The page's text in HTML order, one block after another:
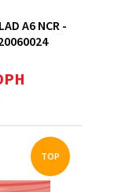
A6 NCR -
TOP